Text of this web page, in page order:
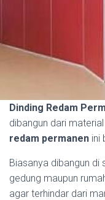
Dinding Redam
dibangun dari
redam permanen ini
Biasanya dibangun di
gedung maupun
agar terhindar dari